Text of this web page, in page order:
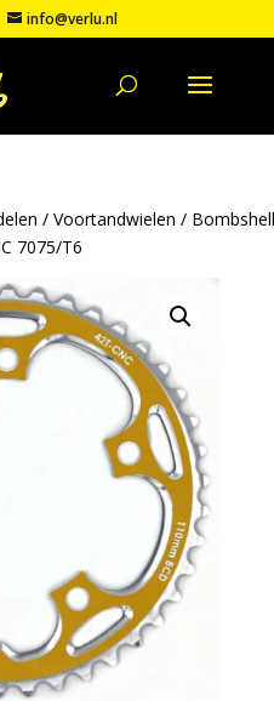
info@verlu.nl
/ Voortandwielen / Bombshell
7075/T6